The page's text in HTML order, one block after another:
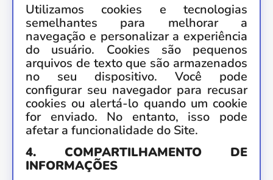
Utilizamos cookies e tecnologias
semelhantes para melhorar a
navegação e personalizar a experiência
do usuário. Cookies são pequenos
arquivos de texto que são armazenados
no seu dispositivo. Você pode
configurar seu navegador para recusar
cookies ou alertá-lo quando um cookie
for enviado. No entanto, isso pode
afetar a funcionalidade do Site.
4. COMPARTILHAMENTO DE
INFORMAÇÕES